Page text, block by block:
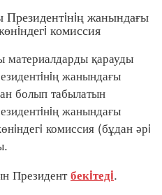
Президентiнiң жанындағы
комиссия
қарауды
жанындағы
болып табылатын
жанындағы
комиссия (бұдан әрi
Президентбекiтедi.